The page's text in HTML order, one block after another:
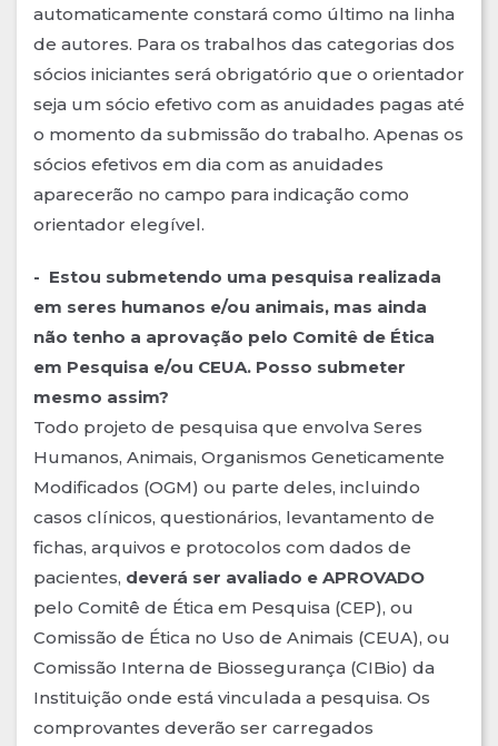
automaticamente constará como último na linha
de autores. Para os trabalhos das categorias dos
sócios iniciantes será obrigatório que o orientador
seja um sócio efetivo com as anuidades pagas até
o momento da submissão do trabalho. Apenas os
sócios efetivos em dia com as anuidades
aparecerão no campo para indicação como
orientador elegível.
- Estou submetendo uma pesquisa realizada
em seres humanos e/ou animais, mas ainda
não tenho a aprovação pelo Comitê de Ética
em Pesquisa e/ou CEUA. Posso submeter
mesmo assim?
Todo projeto de pesquisa que envolva Seres
Humanos, Animais, Organismos Geneticamente
Modificados (OGM) ou parte deles, incluindo
casos clínicos, questionários, levantamento de
fichas, arquivos e protocolos com dados de
pacientes, deverá ser avaliado e APROVADO
pelo Comitê de Ética em Pesquisa (CEP), ou
Comissão de Ética no Uso de Animais (CEUA), ou
Comissão Interna de Biossegurança (CIBio) da
Instituição onde está vinculada a pesquisa. Os
comprovantes deverão ser carregados